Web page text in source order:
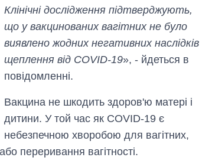
Клінічні дослідження підтверджують,
що у вакцинованих вагітних не було
виявлено жодних негативних наслідків
щеплення від COVID-19», - йдеться в
повідомленні.
Вакцина не шкодить здоров'ю матері і
дитини. У той час як COVID-19 є
небезпечною хворобою для вагітних,
переривання вагітності.
Скільки картоплі
вирощували в
Україні до і під час